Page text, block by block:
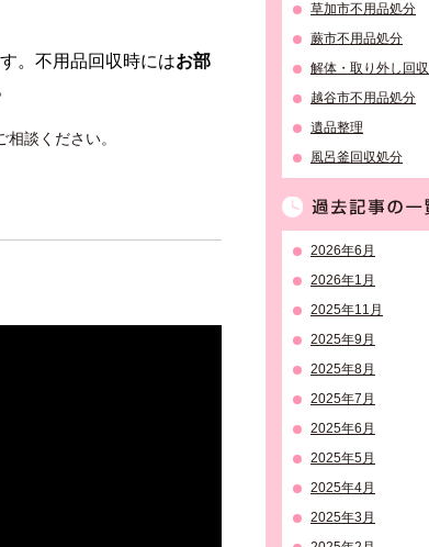
。不用品回収時にはお部
談ください。
草加市不用品処分
蕨市不用品処分
解体・取り外し回収
越谷市不用品処分
遺品整理
風呂釜回収処分
2026年6月
2026年1月
2025年11月
2025年9月
2025年8月
2025年7月
2025年6月
2025年5月
2025年4月
2025年3月